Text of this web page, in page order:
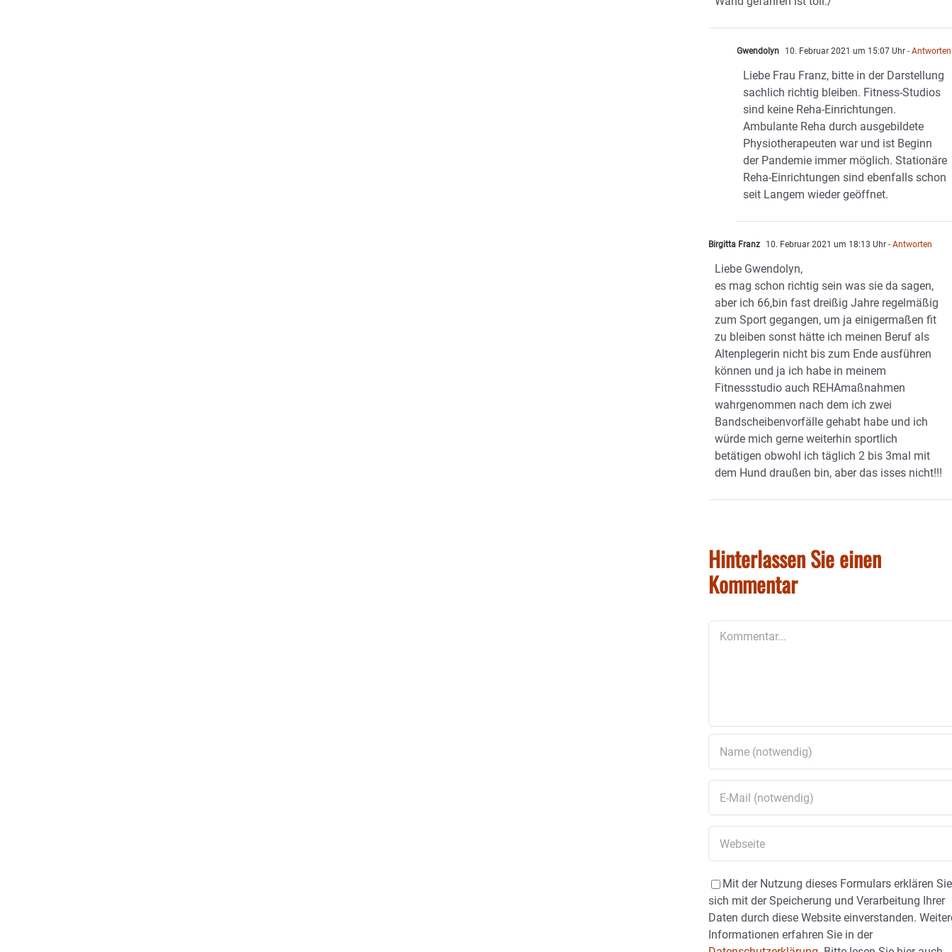
Gwendolyn 10. Februar 2021 um 15:07 Uhr - Antworten
Liebe Frau Franz, bitte in der Darstellung
sachlich richtig bleiben. Fitness-Studios
sind keine Reha-Einrichtungen.
Ambulante Reha durch ausgebildete
Physiotherapeuten war und ist Beginn
der Pandemie immer möglich. Stationäre
Reha-Einrichtungen sind ebenfalls schon
seit Langem wieder geöffnet.
Birgitta Franz 10. Februar 2021 um 18:13 Uhr - Antworten
Liebe Gwendolyn,
es mag schon richtig sein was sie da sagen,
aber ich 66,bin fast dreißig Jahre regelmäßig
zum Sport gegangen, um ja einigermaßen fit
zu bleiben sonst hätte ich meinen Beruf als
Altenplegerin nicht bis zum Ende ausführen
können und ja ich habe in meinem
Fitnessstudio auch REHAmaßnahmen
wahrgenommen nach dem ich zwei
Bandscheibenvorfälle gehabt habe und ich
würde mich gerne weiterhin sportlich
betätigen obwohl ich täglich 2 bis 3mal mit
dem Hund draußen bin, aber das isses nicht!!!
Hinterlassen Sie einen
Kommentar
Mit der Nutzung dieses Formulars erklären Sie
sich mit der Speicherung und Verarbeitung Ihrer
Daten durch diese Website einverstanden.
Informationen erfahren Sie in der